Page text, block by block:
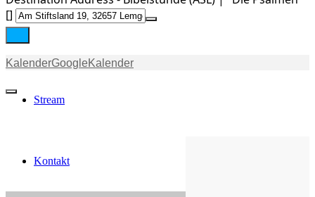
Stream
Kontakt
[]
KalenderGoogleKalender